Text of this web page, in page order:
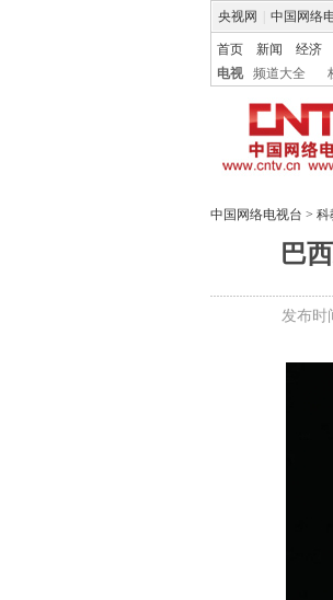
央视网 中国网络
首页 新闻 经济
电视
频道大全
中国网络电视台 > 科
巴
发布时